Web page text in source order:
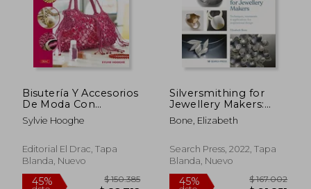
45%
dcto.
$ 192.198
$ 105.709
45%
dcto. $
Bisutería Y Accesorios
De Moda Con
Macramé (Crea Tu
Bisuteria (drac))
Sylvie Hooghe
Editorial El Drac, Tapa
Blanda, Nuevo
Silversmithing for
Jewellery Makers:
Techniques,
Treatments &
Inspirational Design
(en Inglés)
Bone, Elizabeth
Search Press, 2022, Tapa
Blanda, Nuevo